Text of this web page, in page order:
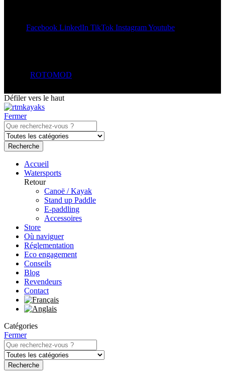
Facebook LinkedIn TikTok InstagramYoutube
ROTOMOD
Défiler vers le haut
Fermer
Recherche
Accueil
Watersports
Retour
Canoë / Kayak
Stand up Paddle
E-paddling
Accessoires
Store
Où naviguer
Réglementation
Eco engagement
Conseils
Blog
Revendeurs
Contact
Catégories
Fermer
Recherche